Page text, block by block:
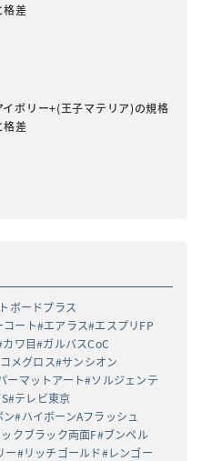
格差
イボリー+(王子マテリア)の規格
格差
ボードプラス
コート エアラス エスプリFP
カワ目 ガルバスCoC
コメグロス サンシオン
ーマットアート ソルジェンテ
テレビ東京
ン ハイボーンAフラッシュ
クブラック両面F ブンペル
ー リッチゴールド レンゴー